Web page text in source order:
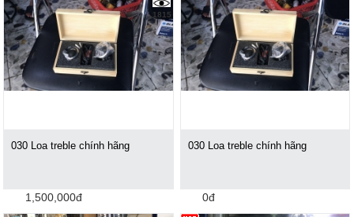
1815
030 Loa treble chính hãng
1,500,000đ
030 Loa treble chính hãng
0đ